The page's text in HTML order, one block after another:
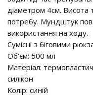
діаметром 4см. Висота
потребу. Мундштук
використання на ходу.
Сумісні з біговими
Об'єм: 500 мл
Матеріал:
силікон
Колір: синій